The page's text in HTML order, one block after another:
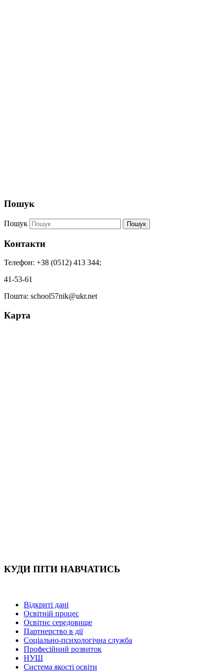
Пошук
Пошук Пошук
Контакти
Телефон: +38 (0512) 413 344;
41-53-61
Пошта: school57nik@ukr.net
Карта
КУДИ ПІТИ НАВЧАТИСЬ
Відкриті дані
Освітній процес
Освітнє середовище
Партнерство в дії
Соціально-психологічна служба
Професійний розвиток
НУШ
Система якості освіти